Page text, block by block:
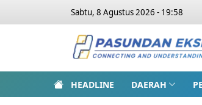
Sabtu, 8 Agustus 2026 - 19:58
HEADLINE DAERAH